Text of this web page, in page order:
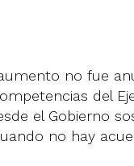
no fue
del
el Gobierno
no hay